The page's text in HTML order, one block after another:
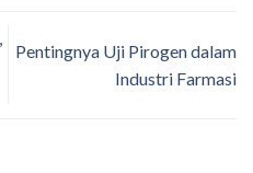
Pentingnya Uji Pirogen dalam
Industri Farmasi